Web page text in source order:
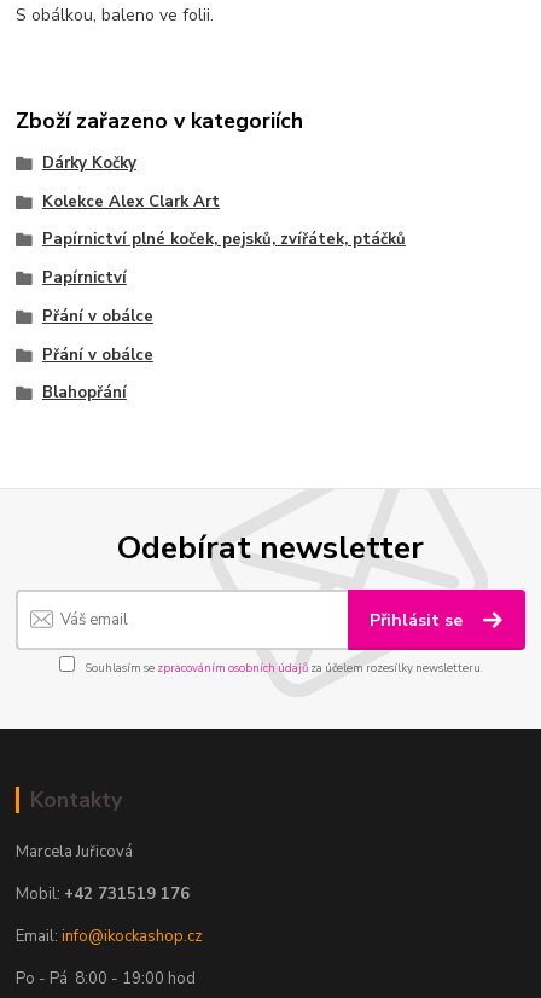
S obálkou, baleno ve folii.
Zboží zařazeno v kategoriích
Dárky Kočky
Kolekce Alex Clark Art
Papírnictví plné koček, pejsků, zvířátek, ptáčků
Papírnictví
Přání v obálce
Přání v obálce
Blahopřání
Odebírat newsletter
Přihlásit se
Souhlasím se zpracováním osobních údajůza účelem rozesílky newsletteru.
Kontakty
Marcela Juřicová
Mobil: +42 731519 176
Email:info@ikockashop.cz
Po - Pá 8:00 - 19:00 hod